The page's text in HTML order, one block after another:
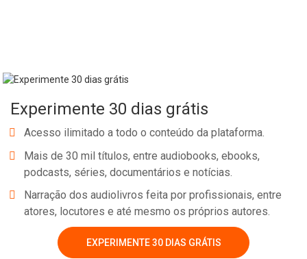
Experimente 30 dias grátis
Acesso ilimitado a todo o conteúdo da plataforma.
Mais de 30 mil títulos, entre audiobooks, ebooks,
podcasts, séries, documentários e notícias.
Narração dos audiolivros feita por profissionais, entre
atores, locutores e até mesmo os próprios autores.
EXPERIMENTE 30 DIAS GRÁTIS